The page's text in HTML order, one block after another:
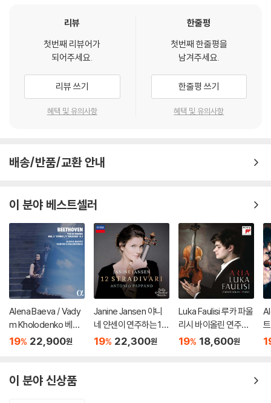
리뷰
첫번째 리뷰어가
되어주세요.
리뷰 쓰기
혜택 및 유의사항
한줄평
첫번째 한줄평을
남겨주세요.
한줄평 쓰기
혜택 및 유의사항
배송/반품/교환 안내
이 분야 베스트셀러
Alena Baeva / Vady
m Kholodenko 베토
벤: 바이올린 소나타 5
lin Sonatas Nos. 5 "S
19% 22,900원
Janine Jansen 야니
네 얀센이 연주하는 12
개의 스트라디바리 (12
19% 22,300원
Luka Faulisi 루카 파울
리시 바이올린 연주집
(Aria)
19% 18,600원
이 분야 신상품